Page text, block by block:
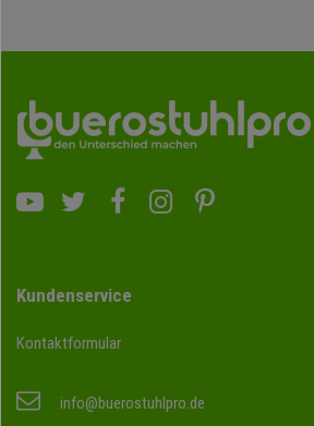
Kundenservice
Kontaktformular
info@buerostuhlpro.de